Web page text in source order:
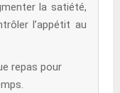
la satiété,
l’appétit au
repas pour